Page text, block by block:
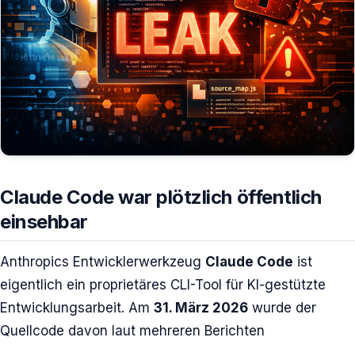
Claude Code war plötzlich öffentlich
einsehbar
Anthropics Entwicklerwerkzeug Claude Code ist
eigentlich ein proprietäres CLI-Tool für KI-gestützte
Entwicklungsarbeit. Am 31. März 2026 wurde der
Quellcode davon laut mehreren Berichten